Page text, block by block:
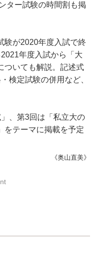
ター試験の時間割も掲
が2020年度入試で終
年度入試から「大
ついても解説。記述式
検定試験の併用など、
、第3回は「私立大の
をテーマに掲載を予定
《奥山直美》